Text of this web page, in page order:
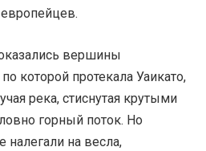
вершины
которой протекала Уаикато,
река, стиснутая крутыми
горный поток. Но
налегали на весла,